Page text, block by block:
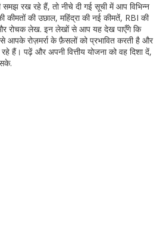
रख रहे हैं, तो नीचे दी गई सूची में आप विभिन्न
कीमतों की उछाल, महिंद्रा की नई कीमतें, RBI की
रोचक लेख. इन लेखों से आप यह देख पाएँगे कि
आपके रोज़मर्रा के फ़ैसलों को प्रभावित करती है और
हैं। पढ़ें और अपनी वित्तीय योजना को वह दिशा दें,